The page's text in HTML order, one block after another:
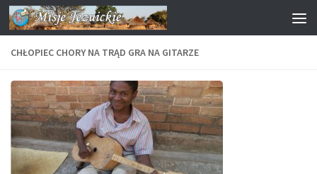
Przejdź do treści
CHŁOPIEC CHORY NA TRĄD GRA NA GITARZE